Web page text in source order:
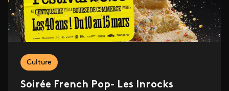
Culture
Soirée French Pop- Les Inrocks